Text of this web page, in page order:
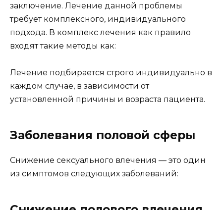
заключение. Лечение данной проблемы
требует комплексного, индивидуального
подхода. В комплекс лечения как правило
входят такие методы как:
Лечение подбирается строго индивидуально в
каждом случае, в зависимости от
установленной причины и возраста пациента.
Заболевания половой сферы
Снижение сексуального влечения — это один
из симптомов следующих заболеваний: